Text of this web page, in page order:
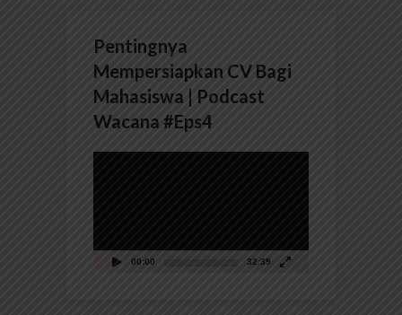
Pentingnya
Mempersiapkan CV Bagi
Mahasiswa | Podcast
Wacana #Eps4
00:00 32:39